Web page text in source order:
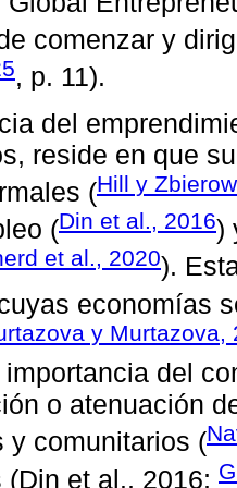
comenzar y
, p. 11).
del
reside en que
(Hill y
(Din et al., 2016)
et al., 2020).
economías
y Murtazova,
del
o atenuación
y comunitarios (
(Din et al., 2016;